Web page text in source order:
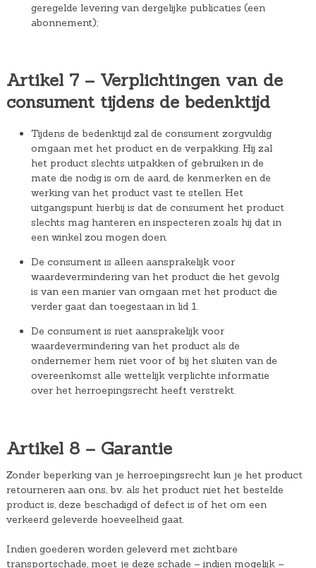
geregelde levering van dergelijke publicaties (een
abonnement);
Artikel 7 – Verplichtingen van de
consument tijdens de bedenktijd
Tijdens de bedenktijd zal de consument zorgvuldig
omgaan met het product en de verpakking. Hij zal
het product slechts uitpakken of gebruiken in de
mate die nodig is om de aard, de kenmerken en de
werking van het product vast te stellen. Het
uitgangspunt hierbij is dat de consument het product
slechts mag hanteren en inspecteren zoals hij dat in
een winkel zou mogen doen.
De consument is alleen aansprakelijk voor
waardevermindering van het product die het gevolg
is van een manier van omgaan met het product die
verder gaat dan toegestaan in lid 1.
De consument is niet aansprakelijk voor
waardevermindering van het product als de
ondernemer hem niet voor of bij het sluiten van de
overeenkomst alle wettelijk verplichte informatie
over het herroepingsrecht heeft verstrekt.
Artikel 8 – Garantie
Zonder beperking van je herroepingsrecht kun je het product
retourneren aan ons, bv. als het product niet het bestelde
product is, deze beschadigd of defect is of het om een
verkeerd geleverde hoeveelheid gaat.
Indien goederen worden geleverd met zichtbare
transportschade, moet je deze schade – indien mogelijk –